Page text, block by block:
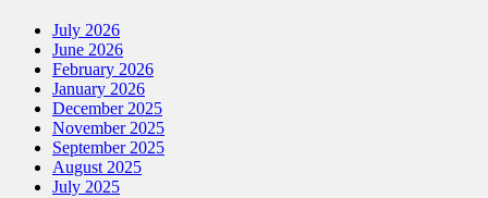
July 2026
June 2026
February 2026
January 2026
December 2025
November 2025
September 2025
August 2025
July 2025